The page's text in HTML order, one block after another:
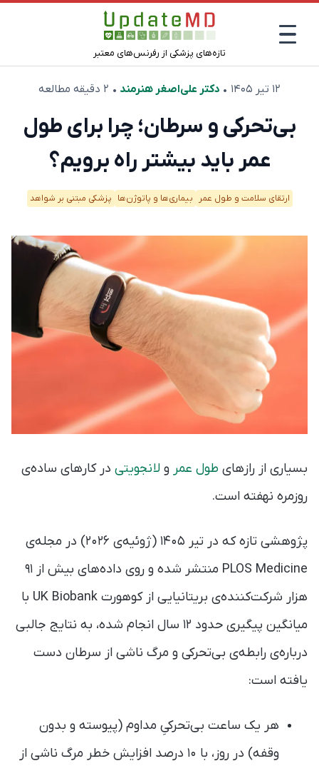
تازه‌های پزشکی از رفرنس‌های معتبر
۱۲ تیر ۱۴۰۵ • دکتر علی‌اصغر هنرمند • ۲ دقیقه مطالعه
بی‌تحرکی و سرطان؛ چرا برای طول
عمر باید بیشتر راه برویم؟
ارتقای سلامت و طول عمر بیماری‌ها و پاتوژن‌ها پزشکی مبتنی بر شواهد
بسیاری از رازهای طول عمر و لانجویتی در کارهای ساده‌ی
روزمره نهفته است.
پژوهشی تازه که در تیر ۱۴۰۵ (ژوئیه‌ی ۲۰۲۶) در مجله‌ی
PLOS Medicine منتشر شده و روی داده‌های بیش از ۹۱
هزار شرکت‌کننده‌ی بریتانیایی از کوهورت UK Biobank با
میانگین پیگیری حدود ۱۲ سال انجام شده، به نتایج جالبی
درباره‌ی رابطه‌ی بی‌تحرکی و مرگ ناشی از سرطان دست
یافته است:
هر یک ساعت بی‌تحرکیِ مداوم (پیوسته و بدون
وقفه) در روز، با ۱۰ درصد افزایش خطر مرگ ناشی از